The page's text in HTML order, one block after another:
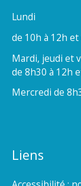
Lundi
de 10h à 12h
Mardi, jeudi et
de 8h30 à 12h
Mercredi de
Liens